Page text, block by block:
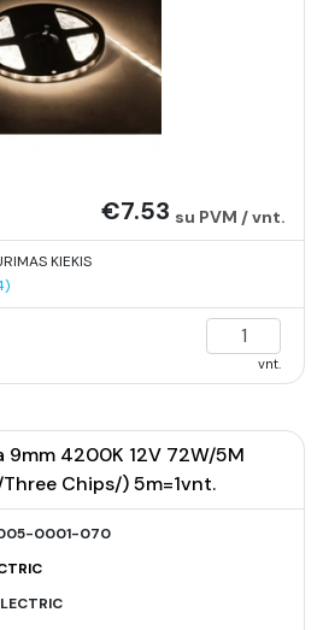
€7.53 su PVM / vnt.
KIEKIS
vnt.
9mm 4200K 12V 72W/5M
Chips/) 5m=1vnt.
0001-070